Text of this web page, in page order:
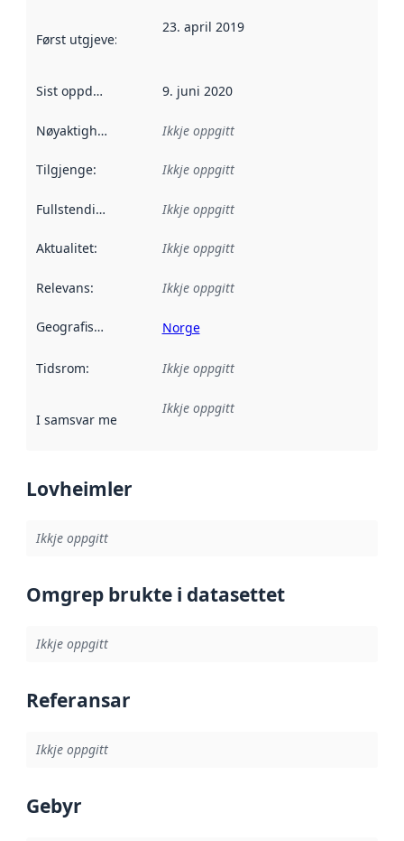
Først utgjeve: Denne datoen seier når dataa i dette
23. april 2019
Sist oppdatert 9. juni 2020
Nøyaktigheit Ikkje oppgitt
Tilgjenge: Ikkje oppgitt
Fullstendigheit Ikkje oppgitt
Aktualitet: Ikkje oppgitt
Relevans: Ikkje oppgitt
Geografisk område Norge
Tidsrom: Ikkje oppgitt
I samsvar med Referanse til ei implementeringsregel eller
Ikkje oppgitt
Lovheimler
Ikkje oppgitt
Omgrep brukte i datasettet
Ikkje oppgitt
Referansar
Ikkje oppgitt
Gebyr